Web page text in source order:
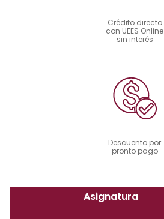
Crédito directo
con UEES Online
sin interés
Descuento por
pronto pago
Asignatura